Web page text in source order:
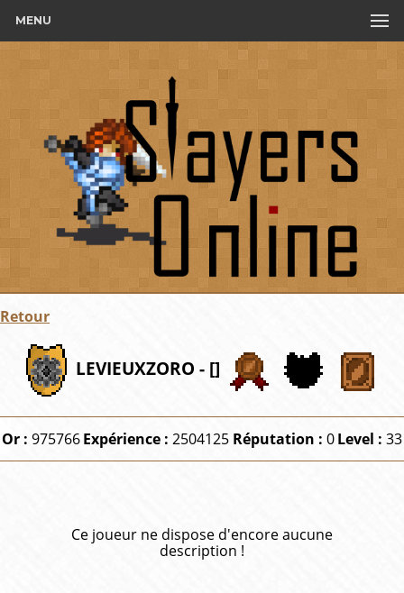
MENU
Retour
LEVIEUXZORO - []
Or : 975766Expérience :2504125 Réputation : 0Level :33
Ce joueur ne dispose d'encore aucune
description !